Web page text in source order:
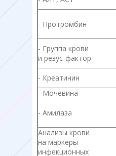
- Протромбин
- Группа крови
и резус-фактор
- Креатинин
- Мочевина
- Амилаза
Анализы крови
на маркеры
инфекционных